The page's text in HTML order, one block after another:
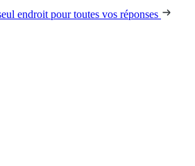
endroit pour toutes vos réponses